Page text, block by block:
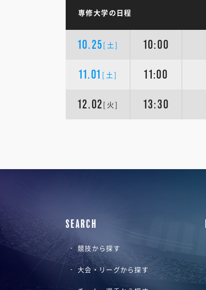
専修大学の日程
10.25 [土] 10:00
11.01 [土] 11:00
12.02 [火] 13:30
SEARCH
競技から探す
大会・リーグから探す